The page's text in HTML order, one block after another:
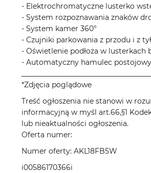
- Elektrochromatyczne lusterko
- System rozpoznawania znaków
- System kamer 360°
- Czujniki parkowania z przodu i z
- Oświetlenie podłoża w lusterkach
- Automatyczny hamulec
*Zdjęcia poglądowe
Treść ogłoszenia nie stanowi w
informacyjną w myśl art.66,§1
lub nieaktualności ogłoszenia.
Oferta numer:
Numer oferty: AKL18FB5W
i00586170366i